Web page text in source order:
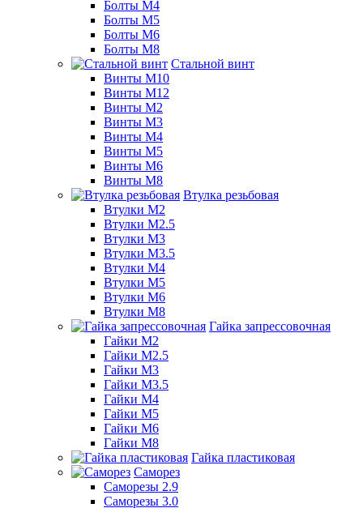
Болты М4
Болты М5
Болты М6
Болты М8
Стальной винт
Винты М10
Винты М12
Винты М2
Винты М3
Винты М4
Винты М5
Винты М6
Винты М8
Втулка резьбовая
Втулки М2
Втулки М2.5
Втулки М3
Втулки М3.5
Втулки М4
Втулки М5
Втулки М6
Втулки М8
Гайка запрессовочная
Гайки М2
Гайки М2.5
Гайки М3
Гайки М3.5
Гайки М4
Гайки М5
Гайки М6
Гайки М8
Гайка пластиковая
Саморез
Саморезы 2.9
Саморезы 3.0